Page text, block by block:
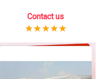
Contact us